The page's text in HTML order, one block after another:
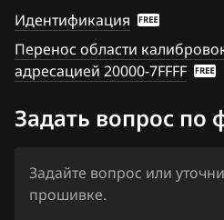
Haima
Haval
Honda
Hongqi
Howo
Идентификация
Перенос области
адресацией 20000-7FFFF
Задать вопрос по
Задайте вопрос или
прошивке.